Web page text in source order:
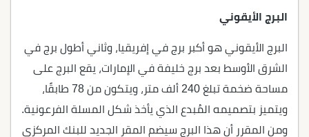
البرج الأيقوني
البرج الأيقوني هو أكبر برج في إفريقيا، وثاني أطول برج في
الشرق الأوسط بعد برج خليفة في الإمارات، يقع البرج على
مساحة ضخمة تبلغ 240 ألف متر، ويتكون من 78 طابقًا،
ويتميز بتصميمه المُبدع الذي يأخذ شكل المسلة الفرعونية.
ومن المقرر أن هذا البرج سيضم المقر الجديد للبنك المركزي